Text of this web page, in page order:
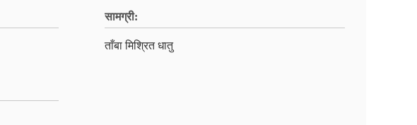
सामग्री:
ताँबा मिश्रित धातु